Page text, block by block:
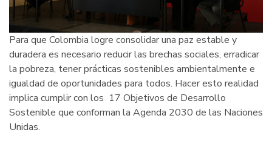
Para que Colombia logre consolidar una paz estable y
duradera es necesario reducir las brechas sociales, erradicar
la pobreza, tener prácticas sostenibles ambientalmente e
igualdad de oportunidades para todos. Hacer esto realidad
implica cumplir con los 17 Objetivos de Desarrollo
Sostenible que conforman la Agenda 2030 de las Naciones
Unidas.